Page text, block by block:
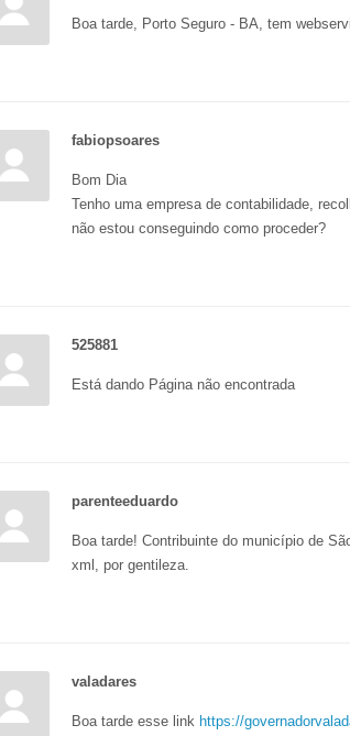
Boa tarde, Porto Seguro - BA, tem
fabiopsoares
Bom Dia
Tenho uma empresa de contabilidade,
não estou conseguindo como proceder?
525881
Está dando Página não encontrada
parenteeduardo
Boa tarde! Contribuinte do município de
xml, por gentileza.
valadares
Boa tarde esse link https://